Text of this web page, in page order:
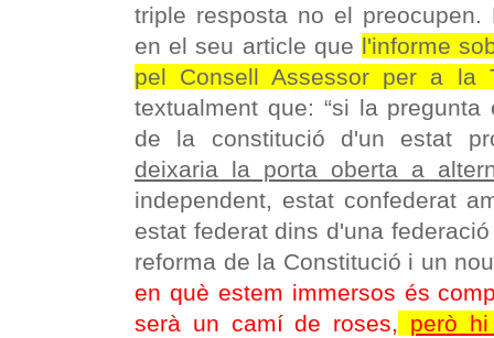
triple resposta no el preocupen.
en el seu article que l'informe
pel Consell Assessor per a la
textualment que: “si la
de la constitució d'un estat
deixaria la porta oberta a
independent, estat confederat
estat federat dins d'una
reforma de la Constitució i un
en què estem immersos és
serà un camí de roses,
però